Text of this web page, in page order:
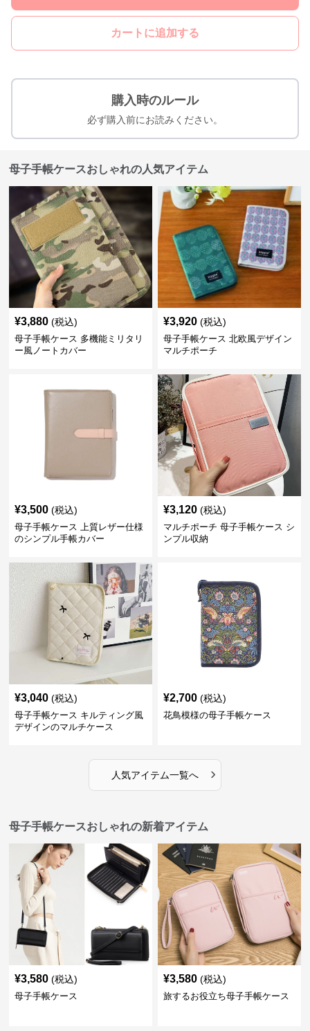
カートに追加する
購入時のルール
必ず購入前にお読みください。
母子手帳ケースおしゃれの人気アイテム
¥3,880 (税込)
母子手帳ケース 多機能ミリタリ
ー風ノートカバー
¥3,920 (税込)
母子手帳ケース 北欧風デザイン
マルチポーチ
¥3,500 (税込)
母子手帳ケース 上質レザー仕様
のシンプル手帳カバー
¥3,120 (税込)
マルチポーチ 母子手帳ケース シ
ンプル収納
¥3,040 (税込)
母子手帳ケース キルティング風
デザインのマルチケース
¥2,700 (税込)
花鳥模様の母子手帳ケース
人気アイテム一覧へ ›
母子手帳ケースおしゃれの新着アイテム
¥3,580 (税込)
母子手帳ケース
¥3,580 (税込)
旅するお役立ち母子手帳ケース